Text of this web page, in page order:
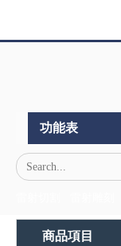
功能表
商品項目